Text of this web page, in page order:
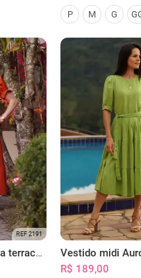
P M G
REF 2191
Vestido midi Fátima terracota
Vestido midi
R$ 189,00